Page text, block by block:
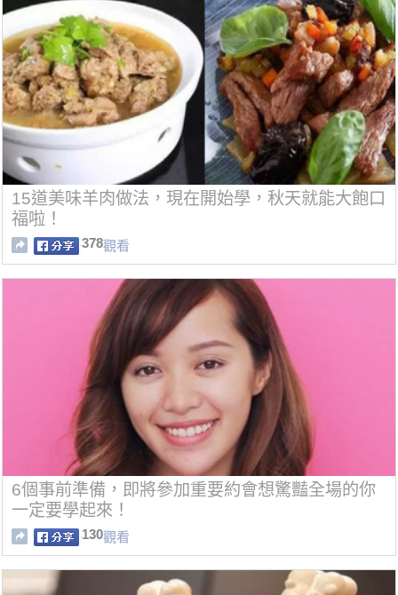
15道美味羊肉做法，現在開始學，秋天就能大飽口
福啦！
378觀看
6個事前準備，即將參加重要約會想驚豔全場的你
一定要學起來！
130觀看